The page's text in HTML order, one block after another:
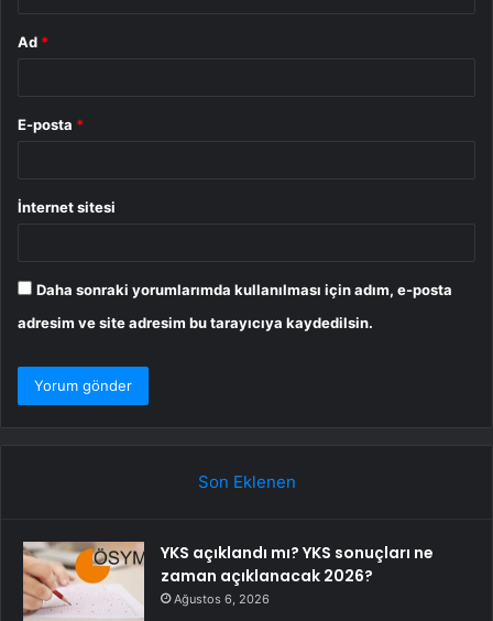
Ad *
E-posta *
İnternet sitesi
Daha sonraki yorumlarımda kullanılması için adım, e-posta
adresim ve site adresim bu tarayıcıya kaydedilsin.
Son Eklenen
YKS açıklandı mı? YKS sonuçları ne
zaman açıklanacak 2026?
Ağustos 6, 2026